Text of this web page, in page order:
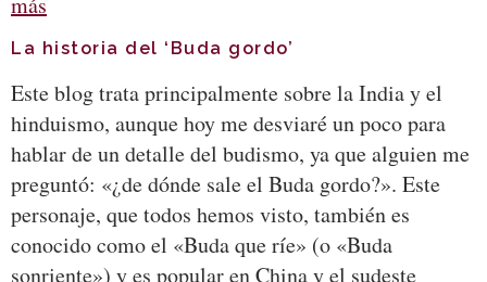
La historia del ‘Buda gordo’
Este blog trata principalmente sobre la India y el
hinduismo, aunque hoy me desviaré un poco para
hablar de un detalle del budismo, ya que alguien me
preguntó: «¿de dónde sale el Buda gordo?». Este
personaje, que todos hemos visto, también es
conocido como el «Buda que ríe» (o «Buda
sonriente») y es popular en China y el sudeste